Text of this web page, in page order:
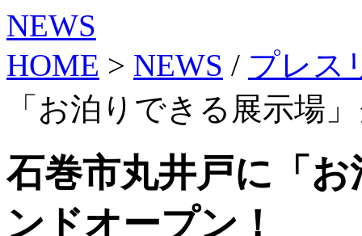
NEWS
HOME > NEWS / プレス
「お泊りできる展示場
石巻市丸井戸に「
ンドオープン！